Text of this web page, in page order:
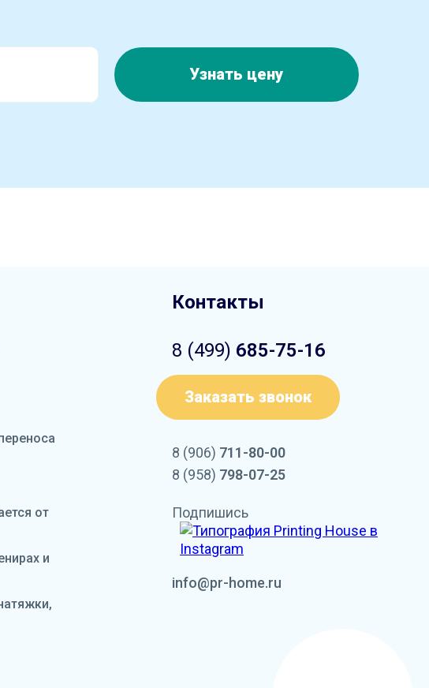
Узнать цену
от
и
Контакты
8 (499) 685-75-16
Заказать звонок
8 (906) 711-80-00
8 (958) 798-07-25
Подпишись
info@pr-home.ru